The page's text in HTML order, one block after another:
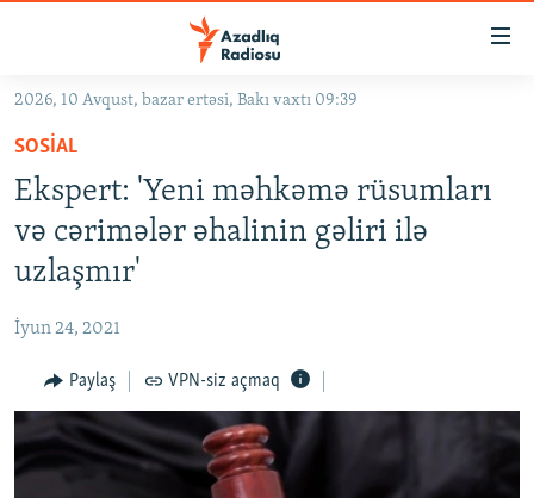
Əsas
qayıt
Əsas
naviqasiyaya
qayıt
Axtarışa
GÜNDƏM
#İZAHLA
KORRUPSIOMETR
#ƏSLINDƏ
QANUNI DOĞRU
ARAŞDIRMA
MULTIMEDIA
VIDEO
RADIO ARXIV
2026, 10 Avqust, bazar ertəsi, Bakı vaxtı 09:39
SOSIAL
Ekspert: 'Yeni məhkəmə rüsumları
və cərimələr əhalinin gəliri ilə
uzlaşmır'
İyun 24, 2021
Paylaş VPN-siz açmaq